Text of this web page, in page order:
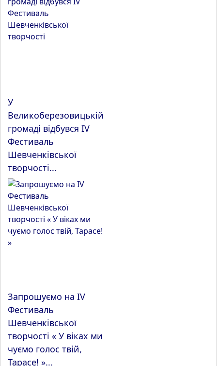
У
Великоберезовицькій
громаді відбувся IV
Фестиваль
Шевченківської
творчості...
Запрошуємо на IV
Фестиваль
Шевченківської
творчості « У віках ми
чуємо голос твій,
Тарасе! »...